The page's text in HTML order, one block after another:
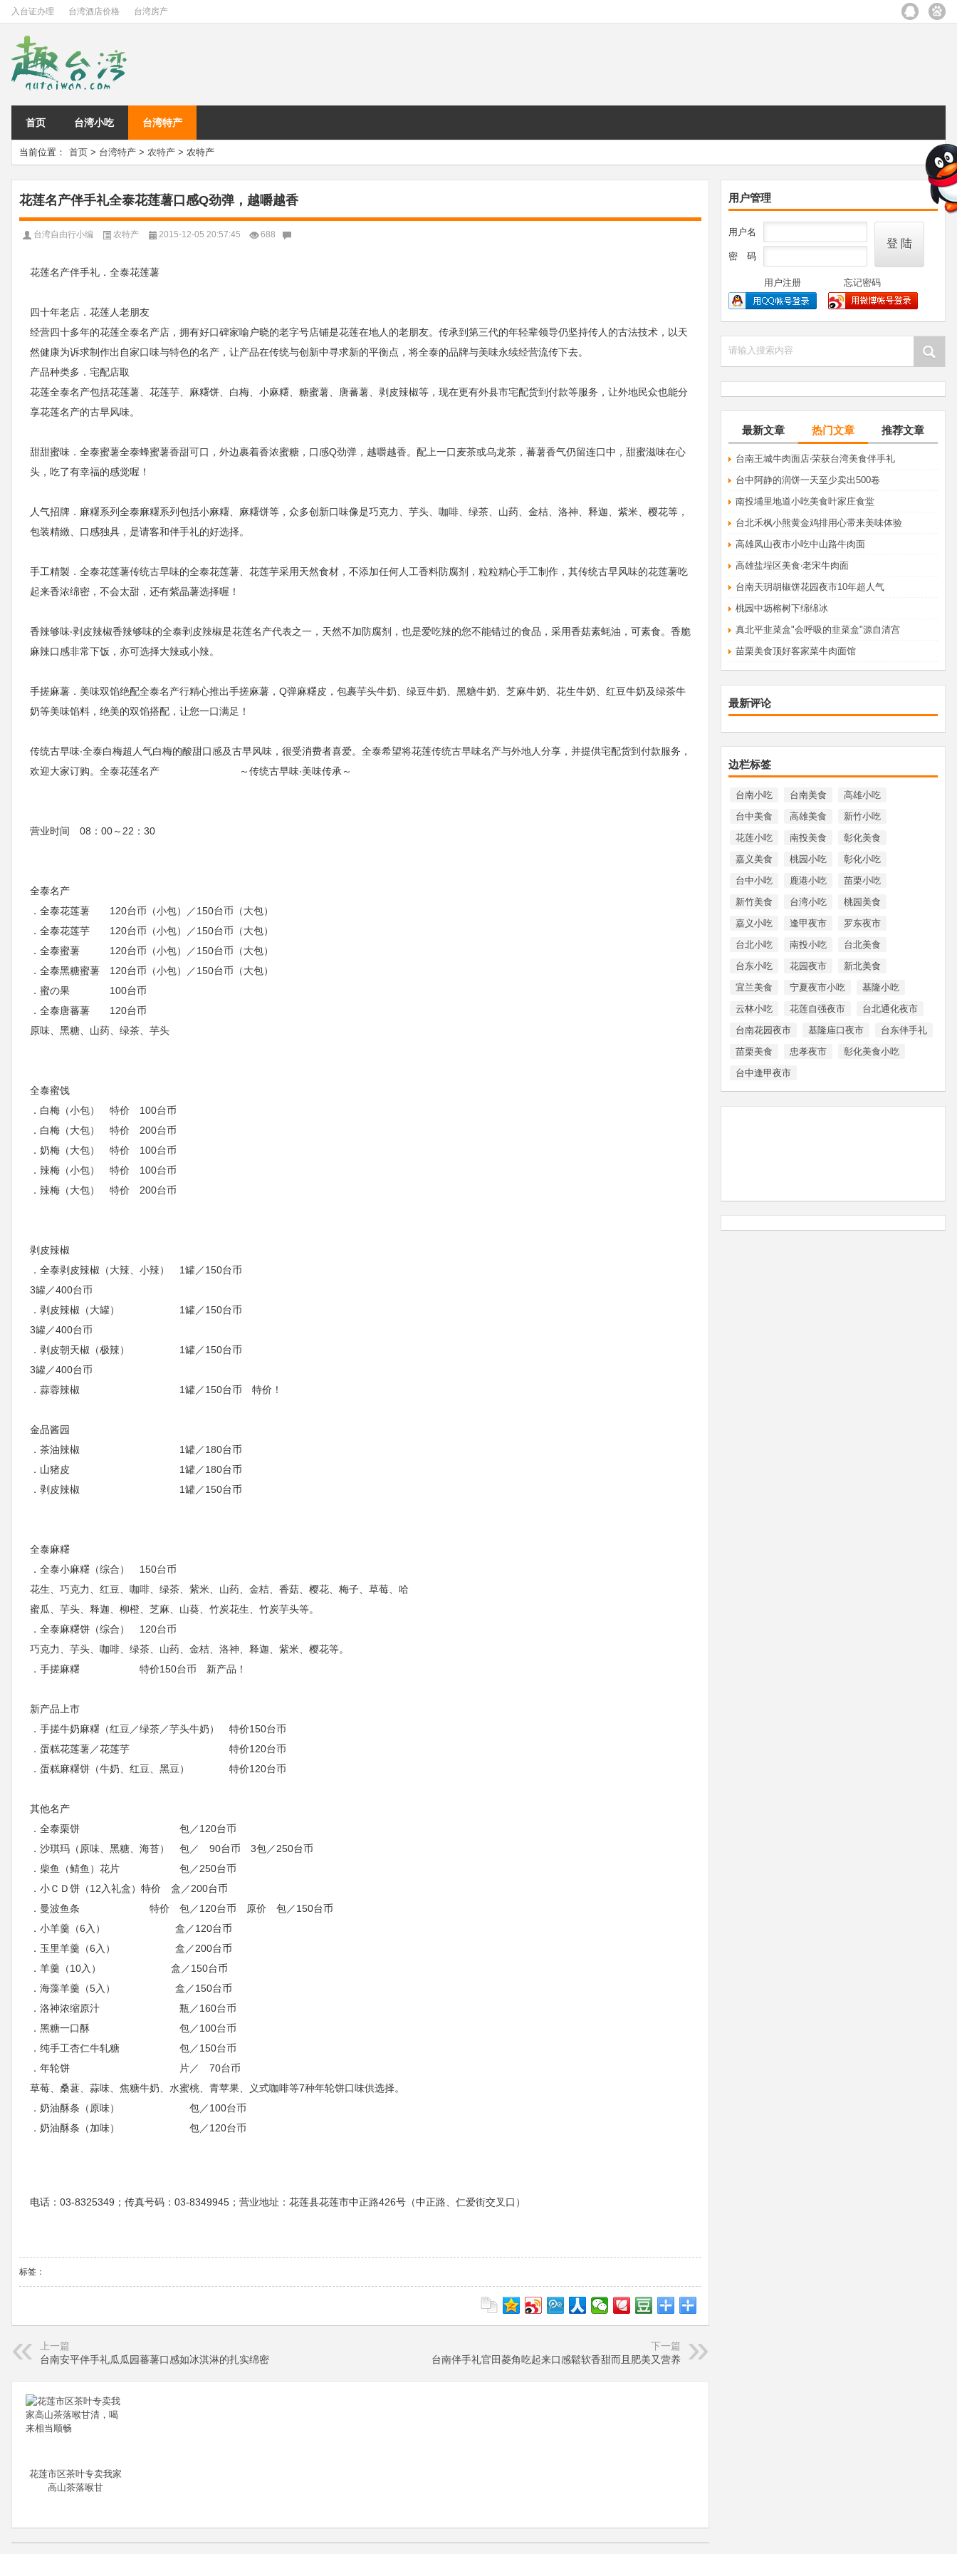
入台证办理 台湾酒店价格 台湾房产
首页 台湾小吃 台湾特产
当前位置： 首页 > 台湾特产 > 农特产 > 农特产
用户管理
用户名
密 码
用户注册 忘记密码
请输入搜索内容
最新文章 热门文章 推荐文章
​台南王城牛肉面店‧荣获台湾美食伴手礼
台中阿静的润饼一天至少卖出500卷
南投埔里地道小吃美食叶家庄食堂
台北禾枫小熊黄金鸡排用心带来美味体验
高雄凤山夜市小吃中山路牛肉面
高雄盐埕区美食‧老宋牛肉面
台南天玥胡椒饼花园夜市10年超人气
桃园中坜榕树下绵绵冰
真北平韭菜盒"会呼吸的韭菜盒"源自清宫
苗栗美食顶好客家菜牛肉面馆
最新评论
边栏标签
台南小吃 台南美食
高雄小吃
台中美食
高雄美食
新竹小吃
花莲小吃
南投美食
彰化美食
嘉义美食
桃园小吃
彰化小吃
台中小吃
鹿港小吃
苗栗小吃
新竹美食
台湾小吃
桃园美食
嘉义小吃
逢甲夜市
罗东夜市
台北小吃
南投小吃
台北美食
台东小吃
花园夜市
新北美食
宜兰美食
宁夏夜市小吃
基隆小吃
云林小吃
花莲自强夜市
台北通化夜市
台南花园夜市
基隆庙口夜市
台东伴手礼
苗栗美食
忠孝夜市
彰化美食小吃
台中逢甲夜市
花莲名产伴手礼全泰花莲薯口感Q劲弹，越嚼越香
台湾自由行小编 农特产 2015-12-05 20:57:45 688
花莲名产伴手礼．全泰花莲薯
四十年老店．花莲人老朋友
经营四十多年的花莲全泰名产店，拥有好口碑家喻户晓的老字号店铺是花莲在地人的老朋友。传承到第三代的年轻辈领导仍坚持传人的古法技术，以天
然健康为诉求制作出自家口味与特色的名产，让产品在传统与创新中寻求新的平衡点，将全泰的品牌与美味永续经营流传下去。
产品种类多．宅配店取
花莲全泰名产包括花莲薯、花莲芋、麻糬饼、白梅、小麻糬、糖蜜薯、唐蕃薯、剥皮辣椒等，现在更有外县市宅配货到付款等服务，让外地民众也能分
享花莲名产的古早风味。
甜甜蜜味．全泰蜜薯全泰蜂蜜薯香甜可口，外边裹着香浓蜜糖，口感Q劲弹，越嚼越香。配上一口麦茶或乌龙茶，蕃薯香气仍留连口中，甜蜜滋味在心
头，吃了有幸福的感觉喔！
人气招牌．麻糬系列全泰麻糬系列包括小麻糬、麻糬饼等，众多创新口味像是巧克力、芋头、咖啡、绿茶、山药、金桔、洛神、释迦、紫米、樱花等，
包装精緻、口感独具，是请客和伴手礼的好选择。
手工精製．全泰花莲薯传统古早味的全泰花莲薯、花莲芋采用天然食材，不添加任何人工香料防腐剂，粒粒精心手工制作，其传统古早风味的花莲薯吃
起来香浓绵密，不会太甜，还有紫晶薯选择喔！
香辣够味‧剥皮辣椒香辣够味的全泰剥皮辣椒是花莲名产代表之一，天然不加防腐剂，也是爱吃辣的您不能错过的食品，采用香菇素蚝油，可素食。香脆
麻辣口感非常下饭，亦可选择大辣或小辣。
手搓麻薯．美味双馅绝配全泰名产行精心推出手搓麻薯，Q弹麻糬皮，包裹芋头牛奶、绿豆牛奶、黑糖牛奶、芝麻牛奶、花生牛奶、红豆牛奶及绿茶牛
奶等美味馅料，绝美的双馅搭配，让您一口满足！
传统古早味‧全泰白梅超人气白梅的酸甜口感及古早风味，很受消费者喜爱。全泰希望将花莲传统古早味名产与外地人分享，并提供宅配货到付款服务，
欢迎大家订购。全泰花莲名产 ～传统古早味‧美味传承～
营业时间 08：00～22：30
全泰名产
．全泰花莲薯 120台币（小包）／150台币（大包）
．全泰花莲芋 120台币（小包）／150台币（大包）
．全泰蜜薯 120台币（小包）／150台币（大包）
．全泰黑糖蜜薯 120台币（小包）／150台币（大包）
．蜜の果 100台币
．全泰唐蕃薯 120台币
原味、黑糖、山药、绿茶、芋头
全泰蜜饯
．白梅（小包） 特价 100台币
．白梅（大包） 特价 200台币
．奶梅（大包） 特价 100台币
．辣梅（小包） 特价 100台币
．辣梅（大包） 特价 200台币
剥皮辣椒
．全泰剥皮辣椒（大辣、小辣） 1罐／150台币
3罐／400台币
．剥皮辣椒（大罐） 1罐／150台币
3罐／400台币
．剥皮朝天椒（极辣） 1罐／150台币
3罐／400台币
．蒜蓉辣椒 1罐／150台币 特价！
金品酱园
．茶油辣椒 1罐／180台币
．山猪皮 1罐／180台币
．剥皮辣椒 1罐／150台币
全泰麻糬
．全泰小麻糬（综合） 150台币
花生、巧克力、红豆、咖啡、绿茶、紫米、山药、金桔、香菇、樱花、梅子、草莓、哈
蜜瓜、芋头、释迦、柳橙、芝麻、山葵、竹炭花生、竹炭芋头等。
．全泰麻糬饼（综合） 120台币
巧克力、芋头、咖啡、绿茶、山药、金桔、洛神、释迦、紫米、樱花等。
．手搓麻糬 特价150台币 新产品！
新产品上市
．手搓牛奶麻糬（红豆／绿茶／芋头牛奶） 特价150台币
．蛋糕花莲薯／花莲芋 特价120台币
．蛋糕麻糬饼（牛奶、红豆、黑豆） 特价120台币
其他名产
．全泰栗饼 包／120台币
．沙琪玛（原味、黑糖、海苔） 包／ 90台币 3包／250台币
．柴鱼（鲭鱼）花片 包／250台币
．小ＣＤ饼（12入礼盒）特价 盒／200台币
．曼波鱼条 特价 包／120台币 原价 包／150台币
．小羊羹（6入） 盒／120台币
．玉里羊羹（6入） 盒／200台币
．羊羹（10入） 盒／150台币
．海藻羊羹（5入） 盒／150台币
．洛神浓缩原汁 瓶／160台币
．黑糖一口酥 包／100台币
．纯手工杏仁牛轧糖 包／150台币
．年轮饼 片／ 70台币
草莓、桑葚、蒜味、焦糖牛奶、水蜜桃、青苹果、义式咖啡等7种年轮饼口味供选择。
．奶油酥条（原味） 包／100台币
．奶油酥条（加味） 包／120台币
电话：03-8325349；传真号码：03-8349945；营业地址：花莲县花莲市中正路426号（中正路、仁爱街交叉口）
标签：
上一篇
台南安平伴手礼瓜瓜园蕃薯口感如冰淇淋的扎实绵密
下一篇
台南伴手礼官田菱角吃起来口感鬆软香甜而且肥美又营养
花莲市区茶叶专卖我家
高山茶落喉甘